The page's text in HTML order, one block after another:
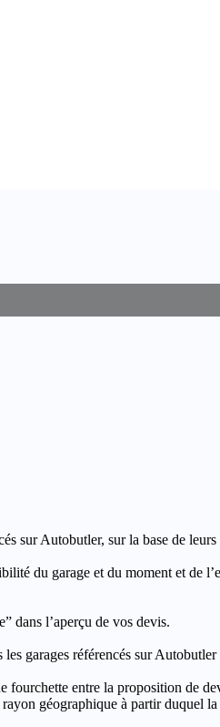
sur Autobutler, sur la base de
du garage et du moment et de
dans l’aperçu de vos devis.
garages référencés sur Autobutler
entre la proposition de
géographique à partir duquel la